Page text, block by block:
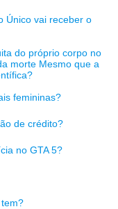
Único vai receber o
do próprio corpo no
morte Mesmo que a
femininas?
de crédito?
no GTA 5?